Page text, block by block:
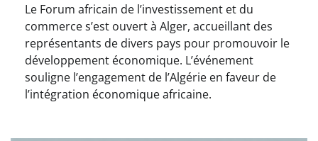
Le Forum africain de l’investissement et du
commerce s’est ouvert à Alger, accueillant des
représentants de divers pays pour promouvoir le
développement économique. L’événement
souligne l’engagement de l’Algérie en faveur de
l’intégration économique africaine.